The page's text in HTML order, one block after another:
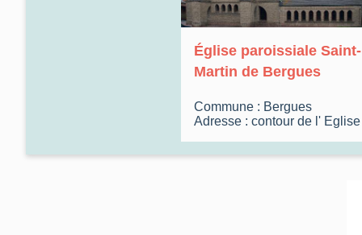
Église paroissiale Saint-
Martin de Bergues
Commune : Bergues
Adresse : contour de l' Eglise